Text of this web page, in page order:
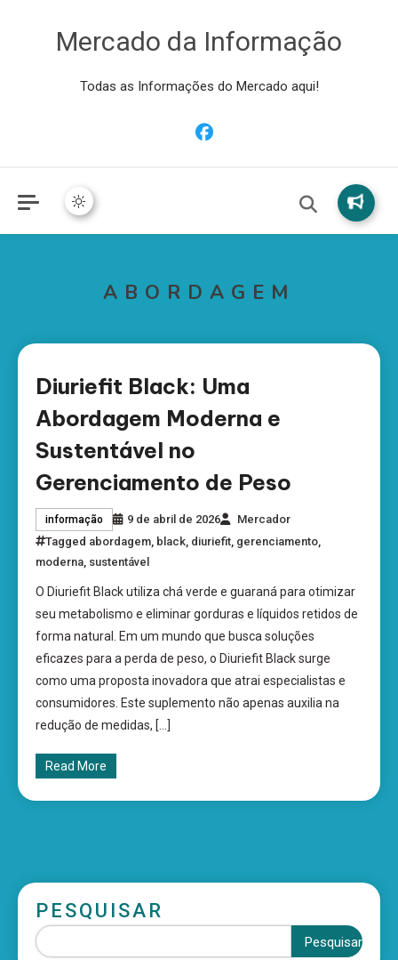
Mercado da Informação
Todas as Informações do Mercado aqui!
ABORDAGEM
Diuriefit Black: Uma
Abordagem Moderna e
Sustentável no
Gerenciamento de Peso
informação 9 de abril de 2026
Mercador
Tagged abordagem, black, diuriefit, gerenciamento,
moderna, sustentável
O Diuriefit Black utiliza chá verde e guaraná para otimizar
seu metabolismo e eliminar gorduras e líquidos retidos de
forma natural. Em um mundo que busca soluções
eficazes para a perda de peso, o Diuriefit Black surge
como uma proposta inovadora que atrai especialistas e
consumidores. Este suplemento não apenas auxilia na
redução de medidas, […]
Read More
PESQUISAR
Pesquisar